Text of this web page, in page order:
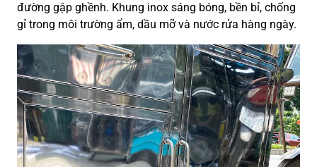
đường gập ghềnh. Khung inox sáng bóng, bền bỉ, chống
gỉ trong môi trường ẩm, dầu mỡ và nước rửa hàng ngày.